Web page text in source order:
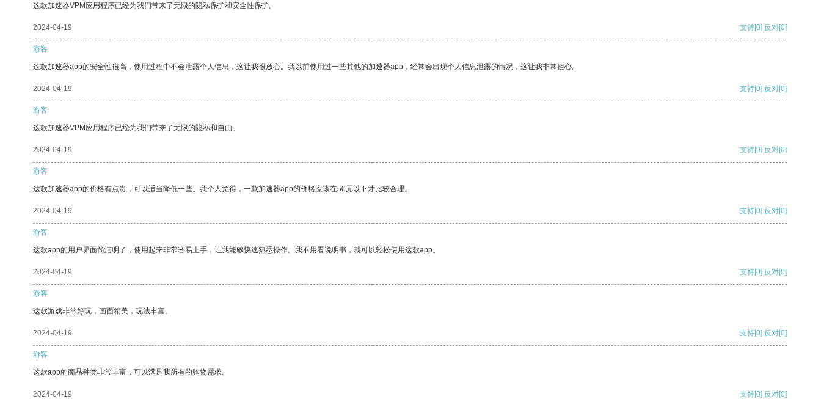
这款加速器VPM应用程序已经为我们带来了无限的隐私保护和安全性保护。
2024-04-19 支持[0] 反对[0]
游客
这款加速器app的安全性很高，使用过程中不会泄露个人信息，这让我很放心。我以前使用过一些其他的加速器app，经常会出现个人信息泄露的情况，这让我非常担心。
2024-04-19 支持[0] 反对[0]
游客
这款加速器VPM应用程序已经为我们带来了无限的隐私和自由。
2024-04-19 支持[0] 反对[0]
游客
这款加速器app的价格有点贵，可以适当降低一些。我个人觉得，一款加速器app的价格应该在50元以下才比较合理。
2024-04-19 支持[0] 反对[0]
游客
这款app的用户界面简洁明了，使用起来非常容易上手，让我能够快速熟悉操作。我不用看说明书，就可以轻松使用这款app。
2024-04-19 支持[0] 反对[0]
游客
这款游戏非常好玩，画面精美，玩法丰富。
2024-04-19 支持[0] 反对[0]
游客
这款app的商品种类非常丰富，可以满足我所有的购物需求。
2024-04-19 支持[0] 反对[0]